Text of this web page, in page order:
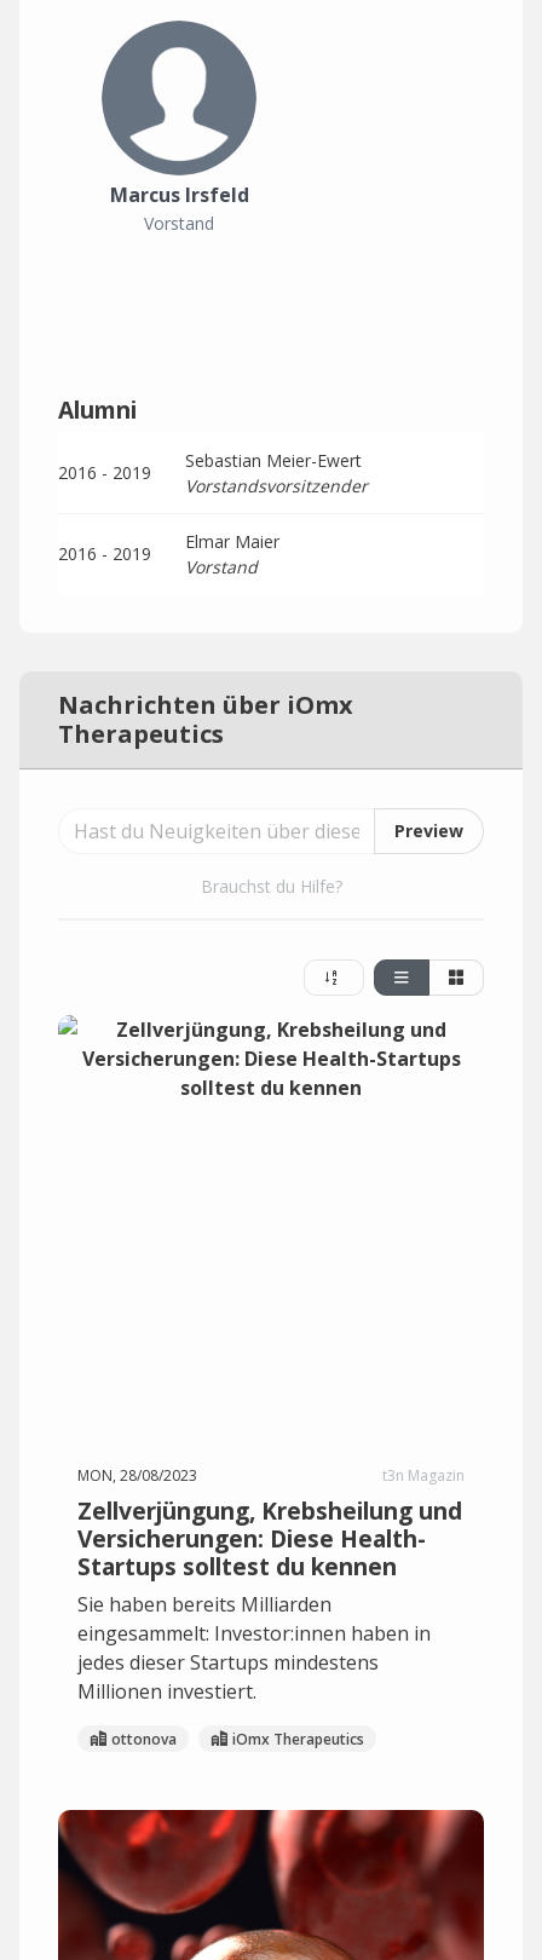
Marcus Irsfeld
Vorstand
Alumni
2016 - 2019
Sebastian Meier-Ewert
Vorstandsvorsitzender
2016 - 2019
Elmar Maier
Vorstand
Nachrichten über iOmx
Therapeutics
Preview
Brauchst du Hilfe?
MON, 28/08/2023 t3n Magazin
Zellverjüngung, Krebsheilung und
Versicherungen: Diese Health-
Startups solltest du kennen
Sie haben bereits Milliarden
eingesammelt: Investor:innen haben in
jedes dieser Startups mindestens
Millionen investiert.
ottonova iOmx Therapeutics